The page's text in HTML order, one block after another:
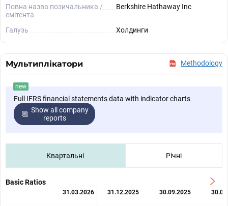
Повна назва позичальника /
емітента
Berkshire Hathaway Inc
Галузь Холдинги
Мультиплікатори Methodology
new
Full IFRS financial statements data with indicator charts
Show all company
reports
Квартальні Річні
Basic Ratios
31.03.2026 31.12.2025 30.09.2025